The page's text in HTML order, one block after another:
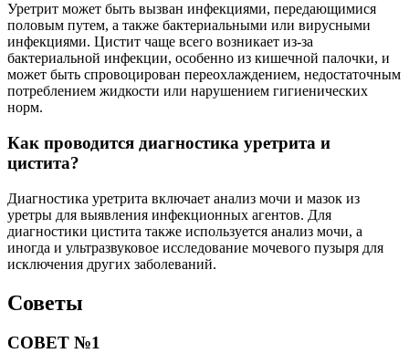
Уретрит может быть вызван инфекциями, передающимися
половым путем, а также бактериальными или вирусными
инфекциями. Цистит чаще всего возникает из-за
бактериальной инфекции, особенно из кишечной палочки, и
может быть спровоцирован переохлаждением, недостаточным
потреблением жидкости или нарушением гигиенических
норм.
Как проводится диагностика уретрита и
цистита?
Диагностика уретрита включает анализ мочи и мазок из
уретры для выявления инфекционных агентов. Для
диагностики цистита также используется анализ мочи, а
иногда и ультразвуковое исследование мочевого пузыря для
исключения других заболеваний.
Советы
СОВЕТ №1